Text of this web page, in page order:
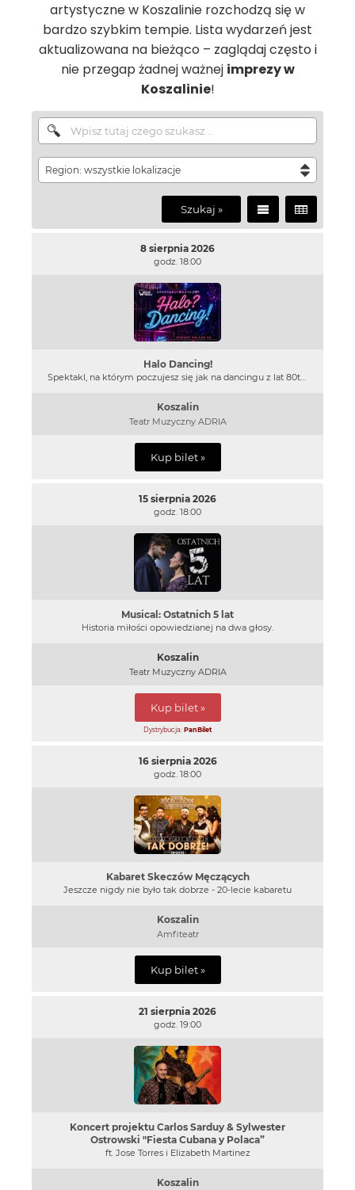
artystyczne w Koszalinie rozchodzą się w
bardzo szybkim tempie. Lista wydarzeń jest
aktualizowana na bieżąco – zaglądaj często i
nie przegap żadnej ważnej imprezy w
Koszalinie!